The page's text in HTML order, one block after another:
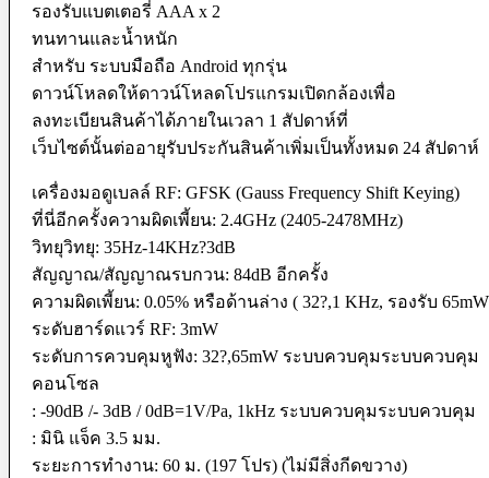
Flash & Light
Continue Light
Flash
Ringlight
Studio Light
Studio BOX
Background
Barndoors
Color Gel Filter
Clamp
Copy Stands
Reflectors
Softboxes
Studio House Accessories
TTL Cords
Trigger
Umbrellas
Bag & Case
รองรับแบตเตอรี่ AAA x 2
ทนทานและน้ำหนัก
สำหรับ ระบบมือถือ Android ทุกรุ่น
ดาวน์โหลดให้ดาวน์โหลดโปรแกรมเปิดกล้องเพื่อ
ลงทะเบียนสินค้าได้ภายในเวลา 1 สัปดาห์ที่
เว็บไซต์นั้นต่ออายุรับประกันสินค้าเพิ่มเป็นทั้งหมด 24 สัปดาห์
เครื่องมอดูเบลล์ RF: GFSK (Gauss Frequency Shift Keying)
ที่นี่อีกครั้งความผิดเพี้ยน: 2.4GHz (2405-2478MHz)
วิทยุวิทยุ: 35Hz-14KHz?3dB
สัญญาณ/สัญญาณรบกวน: 84dB อีกครั้ง
ความผิดเพี้ยน: 0.05% หรือด้านล่าง ( 32?,1 KHz, รองรับ
ระดับฮาร์ดแวร์ RF: 3mW
ระดับการควบคุมหูฟัง: 32?,65mW ระบบควบคุมระบบควบคุม
คอนโซล
: -90dB /- 3dB / 0dB=1V/Pa, 1kHz ระบบควบคุมระบบควบคุม
: มินิ แจ็ค 3.5 มม.
ระยะการทำงาน: 60 ม. (197 โปร) (ไม่มีสิ่งกีดขวาง)